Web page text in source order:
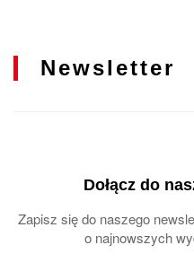
Newsletter
Dołącz do
Zapisz się do naszego
o najnowszych